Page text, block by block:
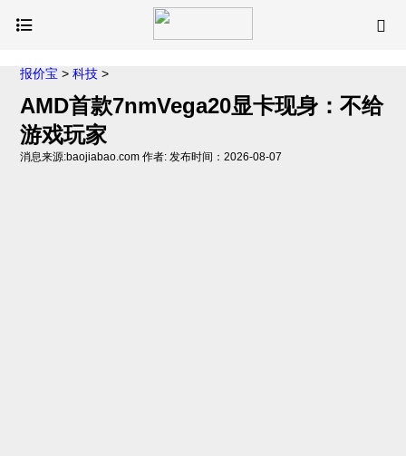
报价宝 >科技 >
AMD首款7nmVega20显卡现身：不给
游戏玩家
消息来源:baojiabao.com 作者: 发布时间：2026-08-07